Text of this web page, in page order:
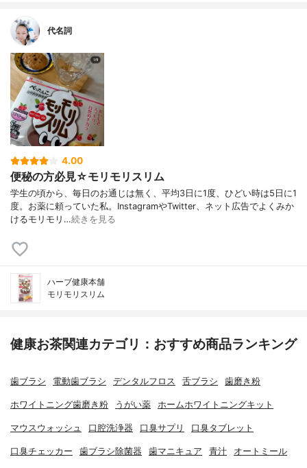
代名詞
4.00
便秘の方必見☆モリモリスリム
学生の頃から、毎日のお通じは無く、平均3日に1度、ひどい時は5日に1
度。お薬に頼っていた私。InstagramやTwitter、ネット広告でよくみか
けるモリモリ…続きを見る
ハーブ健康本舗
モリモリスリム
健康お茶関連カテゴリ：おすすめ商品ランキング
歯ブラシ 電動歯ブラシ デンタルフロス 舌ブラシ 歯磨き粉
ホワイトニング歯磨き粉 うがい薬 ホームホワイトニングキット
マウスウォッシュ 口腔洗浄器 口臭サプリ 口臭タブレット
口臭チェッカー 歯ブラシ除菌器 歯マニキュア 青汁 オートミール